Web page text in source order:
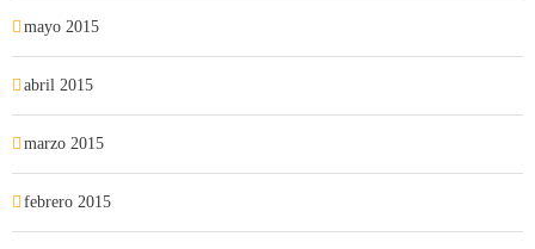
mayo 2015
abril 2015
marzo 2015
febrero 2015